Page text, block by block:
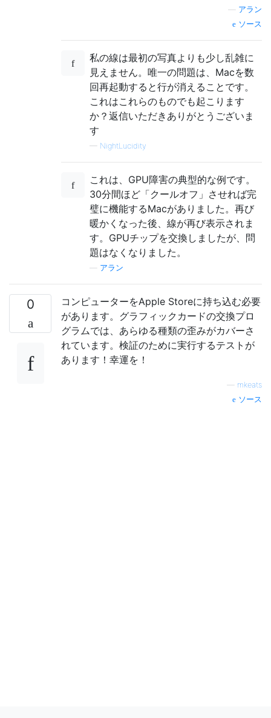
アラン
ソース
私の線は最初の写真よりも少し乱雑に
見えません。唯一の問題は、Macを数
回再起動すると行が消えることです。
これはこれらのものでも起こります
か？返信いただきありがとうございま
す
— NightLucidity
これは、GPU障害の典型的な例です。
30分間ほど「クールオフ」させれば完
璧に機能するMacがありました。再び
暖かくなった後、線が再び表示されま
す。GPUチップを交換しましたが、問
題はなくなりました。
アラン
0
コンピューターをApple Storeに持ち込む必要
があります。グラフィックカードの交換プロ
グラムでは、あらゆる種類の歪みがカバーさ
れています。検証のために実行するテストが
あります！幸運を！
mkeats
ソース